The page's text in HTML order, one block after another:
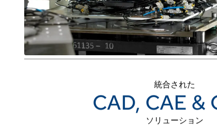
統合された
CAD, CAE &
ソリューション